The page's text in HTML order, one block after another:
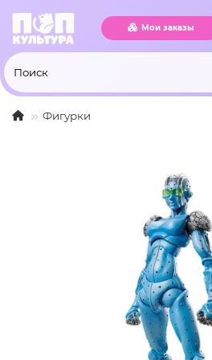
Мои заказы
Фигурки